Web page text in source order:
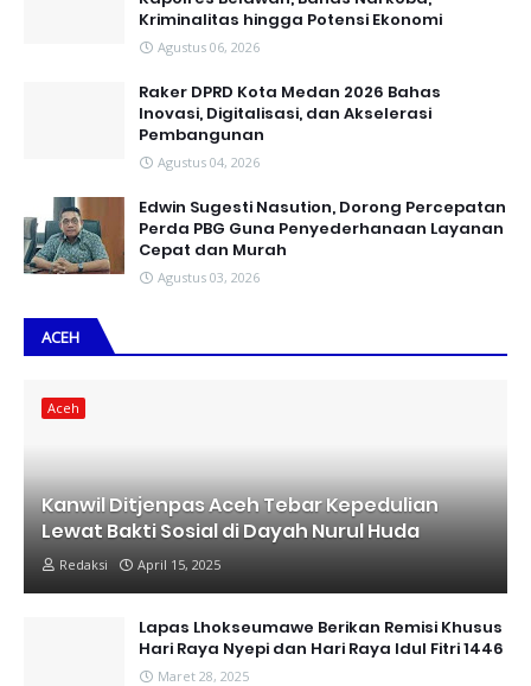
Kriminalitas hingga Potensi Ekonomi
Agustus 06, 2026
Raker DPRD Kota Medan 2026 Bahas
Inovasi, Digitalisasi, dan Akselerasi
Pembangunan
Agustus 04, 2026
Edwin Sugesti Nasution, Dorong Percepatan
Perda PBG Guna Penyederhanaan Layanan
Cepat dan Murah
Agustus 03, 2026
ACEH
Aceh
Kanwil Ditjenpas Aceh Tebar Kepedulian
Lewat Bakti Sosial di Dayah Nurul Huda
Redaksi April 15, 2025
Lapas Lhokseumawe Berikan Remisi Khusus
Hari Raya Nyepi dan Hari Raya Idul Fitri 1446
Maret 28, 2025